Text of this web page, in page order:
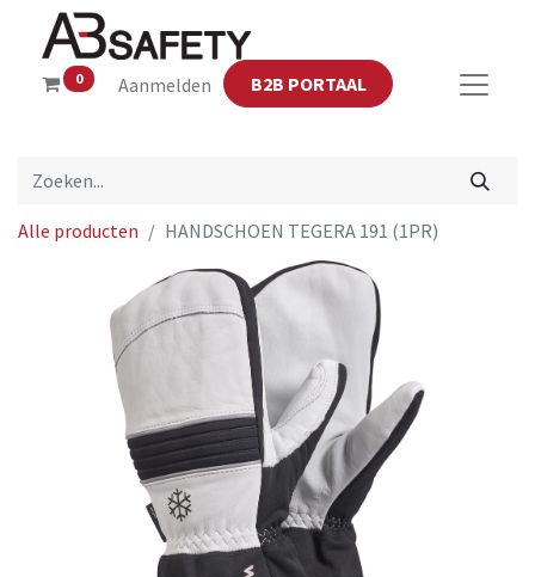
0 Aanmelden B2B PORTAAL
Alle producten HANDSCHOEN TEGERA 191 (1PR)